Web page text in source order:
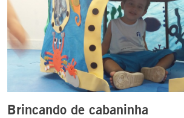
Brincando de cabaninha